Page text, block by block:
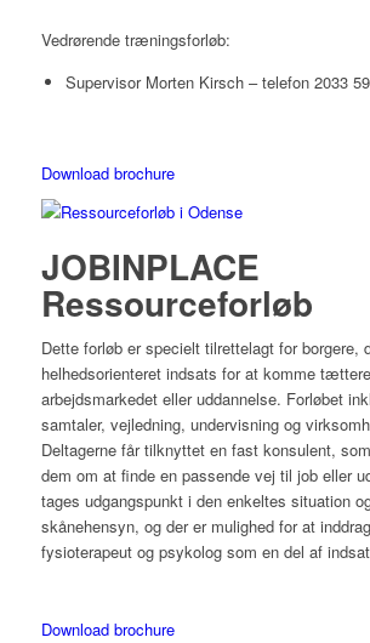
Vedrørende træningsforløb:
Supervisor Morten Kirsch – telefon 2033
Download brochure
JOBINPLACE
Ressourceforløb
Dette forløb er specielt tilrettelagt for borgere,
helhedsorienteret indsats for at komme
arbejdsmarkedet eller uddannelse. Forløbet
samtaler, vejledning, undervisning og
Deltagerne får tilknyttet en fast konsulent,
dem om at finde en passende vej til job eller
tages udgangspunkt i den enkeltes situation
skånehensyn, og der er mulighed for at
fysioterapeut og psykolog som en del af
Download brochure